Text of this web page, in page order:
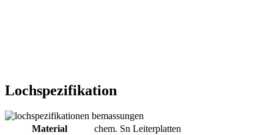
Lochspezifikation
Material
chem. Sn Leiterplatten